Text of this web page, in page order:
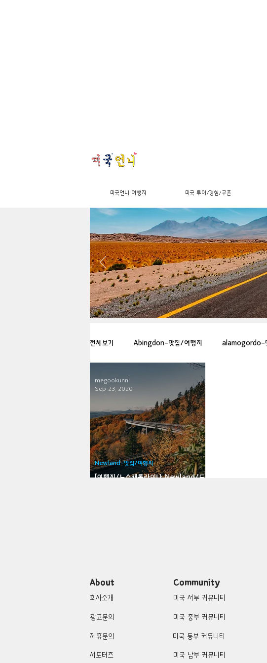
전체보기 Abingdon-맛집/여행지 alamogordo-
Arlington-맛집/여행지 Arlington-맛집/여행지
Badlands-맛집/여행지 Baltimore-맛집/여행지
Bloomfield-맛집/여행지 Bloomington-맛집/여
Cascade Locks-맛집/여행지 Centerport-맛
[여행지/노스캐롤라이나 Newland/도
Newland-맛집/여행지
megookunni
Sep 23, 2020
미국언니 여행지 미국 투어/경험/쿠폰
About
회사소개
광고문의
제휴문의
서포터즈
Community
미국 서부 커뮤니티
미국 중부 커뮤니티
미국 동부 커뮤니티
미국 남부 커뮤니티